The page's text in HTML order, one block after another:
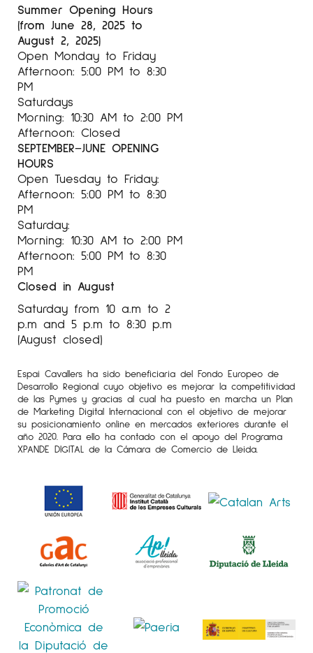
Summer Opening Hours
(from June 28, 2025 to
August 2, 2025)
Open Monday to Friday
Afternoon: 5:00 PM to 8:30
PM
Saturdays
Morning: 10:30 AM to 2:00 PM
Afternoon: Closed
SEPTEMBER–JUNE OPENING
HOURS
Open Tuesday to Friday:
Afternoon: 5:00 PM to 8:30
PM
Saturday:
Morning: 10:30 AM to 2:00 PM
Afternoon: 5:00 PM to 8:30
PM
Closed in August
Saturday from 10 a.m to 2
p.m and 5 p.m to 8:30 p.m
(August closed)
Espai Cavallers ha sido beneficiaria del Fondo Europeo de
Desarrollo Regional cuyo objetivo es mejorar la competitividad
de las Pymes y gracias al cual ha puesto en marcha un Plan
de Marketing Digital Internacional con el objetivo de mejorar
su posicionamiento online en mercados exteriores durante el
año 2020. Para ello ha contado con el apoyo del Programa
XPANDE DIGITAL de la Cámara de Comercio de Lleida.